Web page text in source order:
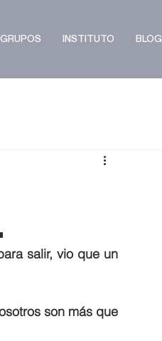
GRUPOS INSTITUTO BLOG
salir, vio que un
son más que